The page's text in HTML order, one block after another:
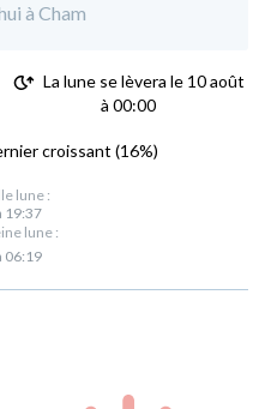
à Cham
La lune se lèvera le 10 août
à 00:00
croissant (16%)
lune :
19:37
lune :
06:19